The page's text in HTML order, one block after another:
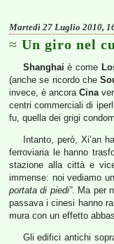
Martedì 27 Luglio 2010,
Un giro nel
Shanghai è come
(anche se ricordo che
invece, è ancoraCina
centri commerciali di
fu, quella dei grigi
Intanto, però, Xi’an
ferroviaria le hanno
stazione alla città e
immense: noi vediamo
portata di piedi”. Ma per
passava i cinesi hanno
mura con un effetto
Gli edifici antichi